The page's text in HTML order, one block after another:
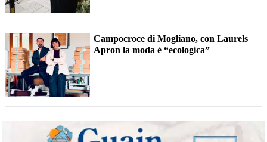
Campocroce di Mogliano, con Laurels
Apron la moda è “ecologica”